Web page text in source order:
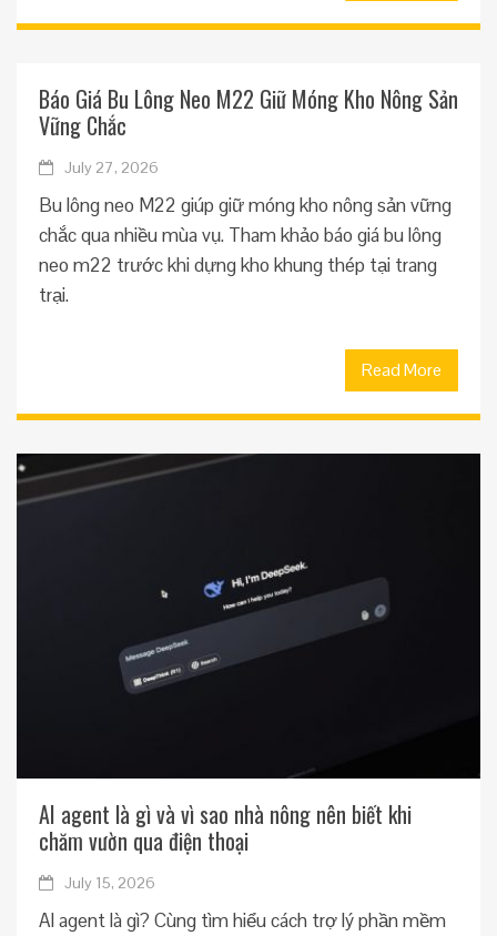
Báo Giá Bu Lông Neo M22 Giữ Móng Kho Nông Sản
Vững Chắc
July 27, 2026
Bu lông neo M22 giúp giữ móng kho nông sản vững
chắc qua nhiều mùa vụ. Tham khảo báo giá bu lông
neo m22 trước khi dựng kho khung thép tại trang
trại.
Read More
AI agent là gì và vì sao nhà nông nên biết khi
chăm vườn qua điện thoại
July 15, 2026
AI agent là gì? Cùng tìm hiểu cách trợ lý phần mềm